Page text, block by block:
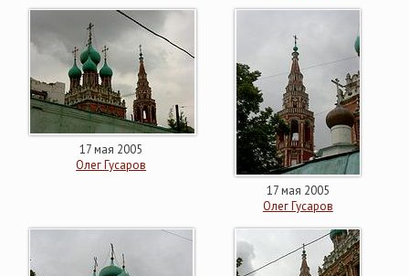
17 мая 2005
Олег Гусаров
17 мая 2005
Олег Гусаров